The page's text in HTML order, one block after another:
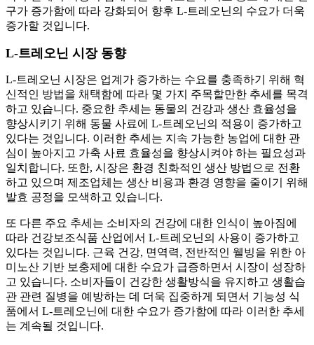
구가 증가함에 따라 강화되어 향후 L-트레오닌의 수요가 더욱
증가할 것입니다.
L-트레오닌 시장 동향
L-트레오닌 시장은 업계가 증가하는 수요를 충족하기 위해 혁
신적인 방법을 채택함에 따라 몇 가지 주목할만한 추세를 목격
하고 있습니다. 중요한 추세는 동물의 건강과 생산 효율성을
향상시키기 위해 동물 사료에 L-트레오닌의 적용이 증가하고
있다는 것입니다. 이러한 추세는 지속 가능한 농업에 대한 관
심이 높아지고 가축 사료 효율성을 향상시켜야 하는 필요성과
일치합니다. 또한, 시장은 환경 친화적인 생산 방법으로 전환
하고 있으며 제조업체는 생산 비용과 환경 영향을 줄이기 위해
발효 공정을 모색하고 있습니다.
또 다른 주요 추세는 소비자의 건강에 대한 인식이 높아짐에
따라 건강보조식품 산업에서 L-트레오닌의 사용이 증가하고
있다는 것입니다. 근육 건강, 면역력, 전반적인 웰빙을 위한 아
미노산 기반 보충제에 대한 수요가 급증하면서 시장이 성장하
고 있습니다. 소비자들이 건강한 생활방식을 유지하고 생활습
관 관련 질병을 예방하는 데 더욱 집중하게 되면서 기능성 식
품에서 L-트레오닌에 대한 수요가 증가함에 따라 이러한 추세
는 계속될 것입니다.